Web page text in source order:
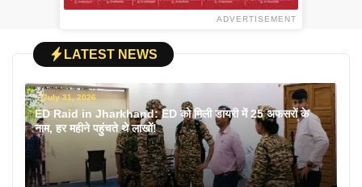
ADVERTISEMENT
LATEST NEWS
July 31, 2026
ED Raid in Jharkhand: ED को मिली डायरी में 25 अफसरों के
नाम, हर महीने पहुंचते थे लाखों!